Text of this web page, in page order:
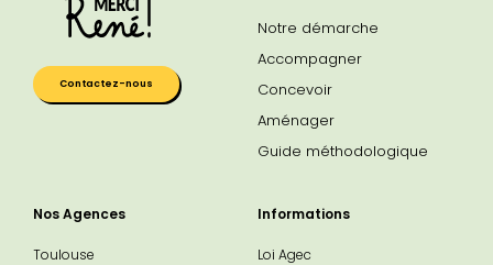
Contactez-nous
Notre démarche
Accompagner
Concevoir
Aménager
Guide méthodologique
Nos Agences
Toulouse
Informations
Loi Agec